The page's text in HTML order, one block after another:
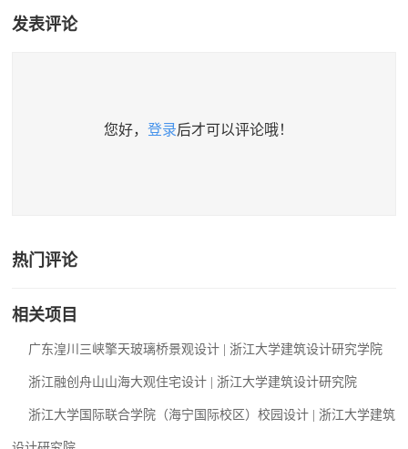
发表评论
您好， 登录后才可以评论哦！
热门评论
相关项目
广东湟川三峡擎天玻璃桥景观设计 | 浙江大学建筑设计研究学院
浙江融创舟山山海大观住宅设计 | 浙江大学建筑设计研究院
浙江大学国际联合学院（海宁国际校区）校园设计 | 浙江大学建筑